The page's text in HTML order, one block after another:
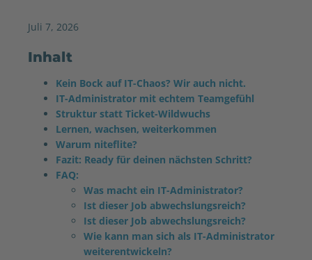
Juli 7, 2026
Inhalt
Kein Bock auf IT-Chaos? Wir auch nicht.
IT-Administrator mit echtem Teamgefühl
Struktur statt Ticket-Wildwuchs
Lernen, wachsen, weiterkommen
Warum niteflite?
Fazit: Ready für deinen nächsten Schritt?
FAQ:
Was macht ein IT-Administrator?
Ist dieser Job abwechslungsreich?
Ist dieser Job abwechslungsreich?
Wie kann man sich als IT-Administrator
weiterentwickeln?